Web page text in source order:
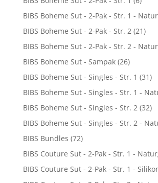
BIBS Boheme Sut - 2-Pak - Str. 1 -
BIBS Boheme Sut - 2-Pak - Str. 2 (21)
BIBS Boheme Sut - 2-Pak - Str. 2 -
BIBS Boheme Sut - Sampak (26)
BIBS Boheme Sut - Singles - Str. 1 (31)
BIBS Boheme Sut - Singles - Str. 1 -
BIBS Boheme Sut - Singles - Str. 2 (32)
BIBS Boheme Sut - Singles - Str. 2 -
BIBS Bundles (72)
BIBS Couture Sut - 2-Pak - Str. 1 -
BIBS Couture Sut - 2-Pak - Str. 1 -